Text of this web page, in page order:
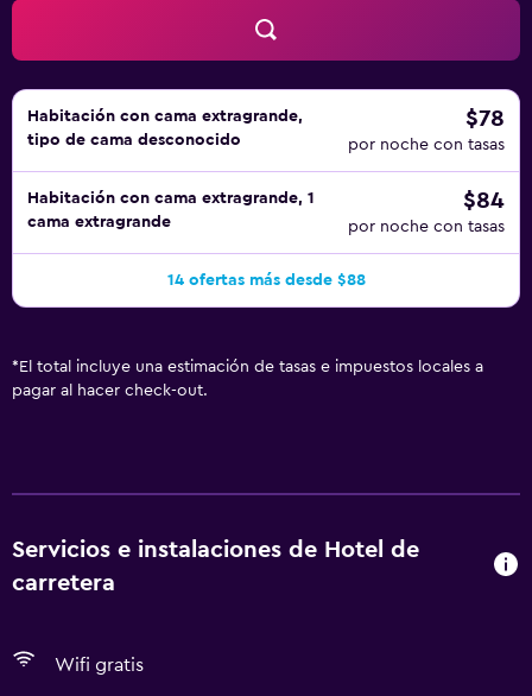
Habitación con cama extragrande,
tipo de cama desconocido
$78
por noche con tasas
Habitación con cama extragrande, 1
cama extragrande
$84
por noche con tasas
14 ofertas más desde $88
* El total incluye una estimación de tasas e impuestos locales a
pagar al hacer check-out.
Servicios e instalaciones de Hotel de
carretera
Wifi gratis